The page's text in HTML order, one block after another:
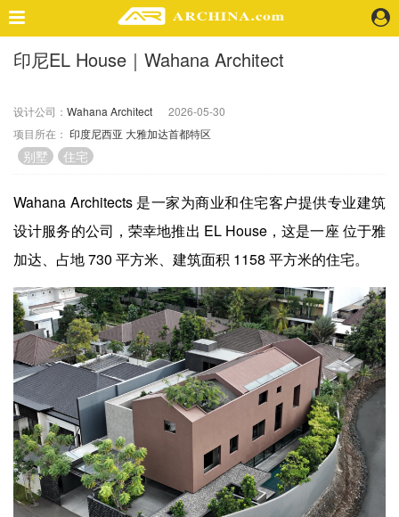
精选案例
景 观
室 内
视 频
头条资讯
机 构
人 物
地 产
快速搜索
企业招聘
企业会员
关于投稿
广告投放
印尼EL House｜Wahana Architect
设计公司： Wahana Architect
2026-05-30
项目所在： 印度尼西亚 大雅加达首都特区
别墅 住宅
Wahana Architects 是一家为商业和住宅客户提供专业建筑
设计服务的公司，荣幸地推出 EL House，这是一座 位于雅
加达、占地 730 平方米、建筑面积 1158 平方米的住宅。